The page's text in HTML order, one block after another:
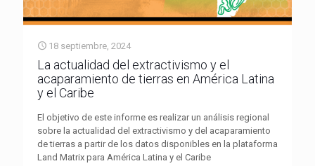
18 septiembre, 2024
La actualidad del extractivismo y el
acaparamiento de tierras en América Latina
y el Caribe
El objetivo de este informe es realizar un análisis regional
sobre la actualidad del extractivismo y del acaparamiento
de tierras a partir de los datos disponibles en la plataforma
Land Matrix para América Latina y el Caribe